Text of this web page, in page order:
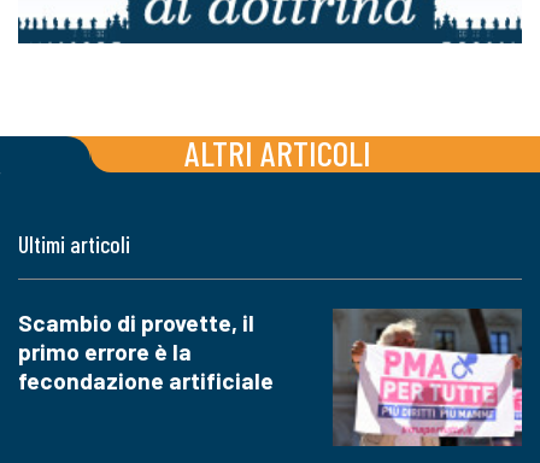
ALTRI ARTICOLI
Ultimi articoli
Scambio di provette, il
primo errore è la
fecondazione artificiale